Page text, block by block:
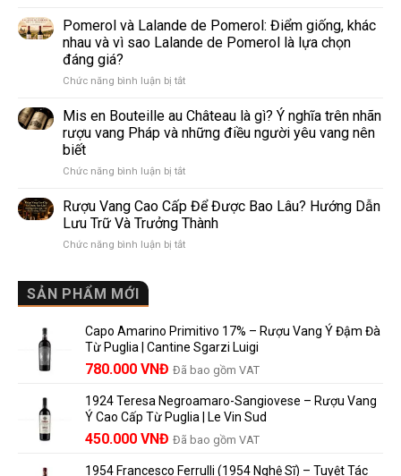
vang
phổ
thế
Và
Sparkling
Wine
Nhau
Thế
Nào?
So
Dễ
Hiểu
Người
Pomerol và Lalande de Pomerol: Điểm giống, khác
nhau và vì sao Lalande de Pomerol là lựa chọn
đáng giá?
Chức năng bình luận bị tắtở
và
Lalande
de
Điểm
khác
nhau
vì
lựa
chọn
đáng
Mis en Bouteille au Château là gì? Ý nghĩa trên nhãn
rượu vang Pháp và những điều người yêu vang nên
biết
Chức năng bình luận bị tắtở
en
Bouteille
au
Château
nhãn
rượu
vang
và
những
người
Rượu Vang Cao Cấp Để Được Bao Lâu? Hướng Dẫn
Lưu Trữ Và Trưởng Thành
Chức năng bình luận bị tắtở
Được
Bao
Lâu?
Dẫn
Lưu
Trữ
Và
Thành
SẢN PHẨM MỚI
Capo Amarino Primitivo 17% – Rượu Vang Ý Đậm Đà
Từ Puglia | Cantine Sgarzi Luigi
Giá
là:
858.000 VNĐ.
780.000 VNĐ Giá
tại
là:
780.000 VNĐ.
Đã bao gồm VAT
1924 Teresa Negroamaro-Sangiovese – Rượu Vang
Ý Cao Cấp Từ Puglia | Le Vin Sud
Giá
450.000 VNĐ Giá
Đã bao gồm VAT
1954 Francesco Ferrulli (1954 Nghệ Sĩ) – Tuyệt Tác